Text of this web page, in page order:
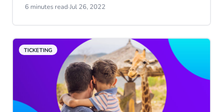
gesteld worden over het gebruik. Zo zijn
maar hoe zorg je er nu voor dat je de
interactie aangaat met klanten op het
juiste moment? En waarom is het gesprek
met de klant zo belangrijk? Dat leggen we
je uit aan de hand van een voorbeeld
customer journey voor nutsbedrijven.
6 minutes read·Jul 26, 2022
TICKETING